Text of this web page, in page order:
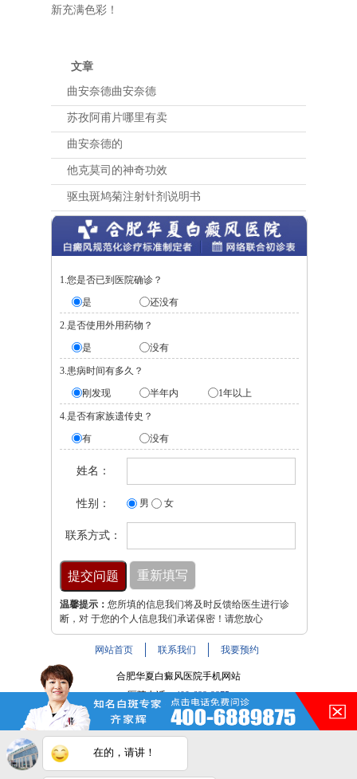
新充满色彩！
文章
曲安奈德曲安奈德
苏孜阿甫片哪里有卖
曲安奈德的
他克莫司的神奇功效
驱虫斑鸠菊注射针剂说明书
1.您是否已到医院确诊？
是
还没有
2.是否使用外用药物？
是
没有
3.患病时间有多久？
刚发现
半年内 1年以上
4.是否有家族遗传史？
有
没有
姓名：
性别： 男 女
联系方式：
温馨提示： 您所填的信息我们将及时反馈给医生进行诊
断，对 于您的个人信息我们承诺保密！请您放心
网站首页 联系我们 我要预约
合肥华夏白癜风医院手机网站
医院电话：400-688-9875
医院地址：合肥市铜陵路与裕溪路交叉路口
注：本网站信息仅供参考，不能作为诊断及医疗依据，服用
药物或进行治疗时请遵医嘱。如有转载或引用文章涉及版权
问题，请与我们联系。
在的，请讲！